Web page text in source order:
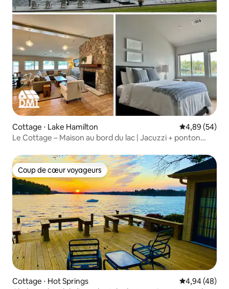
Cottage ⋅ Lake Hamilton Évaluation
4,89 (54)
Le Cottage – Maison au bord du lac | Jacuzzi + ponton
Coup de cœur voyageurs
Coup de cœur voyageurs
Cottage ⋅ Hot Springs Évaluation
4,94 (48)